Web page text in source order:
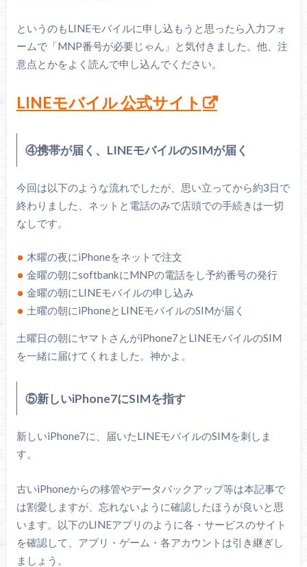
というのもLINEモバイルに申し込もうと思ったら入力フォ
ームで「MNP番号が必要じゃん」と気付きました。他、注
意点とかをよく読んで申し込んでください。
LINEモバイル 公式サイト
④携帯が届く、LINEモバイルのSIMが届く
今回は以下のような流れでしたが、思い立ってから約3日で
終わりました、ネットと電話のみで店頭での手続きは一切
なしです。
木曜の夜にiPhoneをネットで注文
金曜の朝にsoftbankにMNPの電話をし予約番号の発行
金曜の朝にLINEモバイルの申し込み
土曜の朝にiPhoneとLINEモバイルのSIMが届く
土曜日の朝にヤマトさんがiPhone7とLINEモバイルのSIM
を一緒に届けてくれました。神かよ。
⑤新しいiPhone7にSIMを指す
新しいiPhone7に、届いたLINEモバイルのSIMを刺しま
す。
古いiPhoneからの移管やデータバックアップ等は本記事で
は割愛しますが、忘れないように確認したほうが良いと思
います。以下のLINEアプリのように各・サービスのサイト
を確認して、アプリ・ゲーム・各アカウントは引き継ぎし
ましょう。